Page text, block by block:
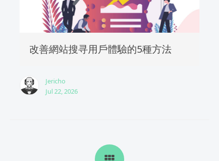
改善網站搜寻用戶體驗的5種方法
Jericho
Jul 22, 2026